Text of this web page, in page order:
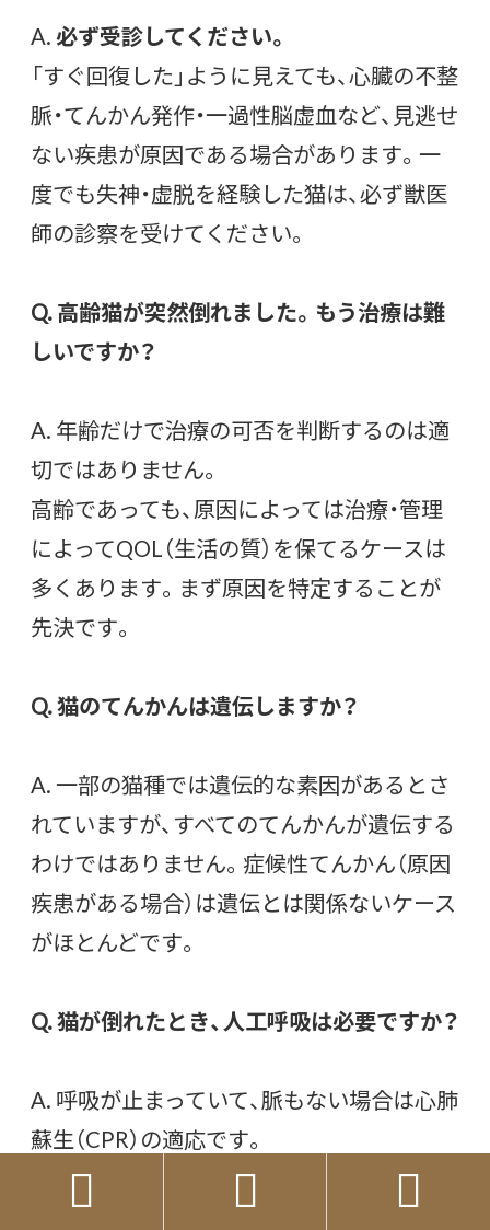
A.必ず受診してください。
「すぐ回復した」ように見えても、心臓の不整
脈・てんかん発作・一過性脳虚血など、見逃せ
ない疾患が原因である場合があります。一
度でも失神・虚脱を経験した猫は、必ず獣医
師の診察を受けてください。
Q. 高齢猫が突然倒れました。もう治療は難
しいですか？
A. 年齢だけで治療の可否を判断するのは適
切ではありません。
高齢であっても、原因によっては治療・管理
によってQOL（生活の質）を保てるケースは
多くあります。まず原因を特定することが
先決です。
Q. 猫のてんかんは遺伝しますか？
A. 一部の猫種では遺伝的な素因があるとさ
れていますが、すべてのてんかんが遺伝する
わけではありません。症候性てんかん（原因
疾患がある場合）は遺伝とは関係ないケース
がほとんどです。
Q. 猫が倒れたとき、人工呼吸は必要ですか？
A. 呼吸が止まっていて、脈もない場合は心肺
蘇生（CPR）の適応です。
ただし、正しい手技なしに行うと逆効果にな
ることもあります。
まず動物病院に電話し
  